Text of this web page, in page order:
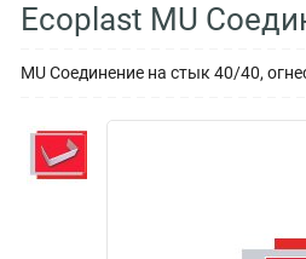
Ecoplast MU
MU Соединение на стык 40/40,